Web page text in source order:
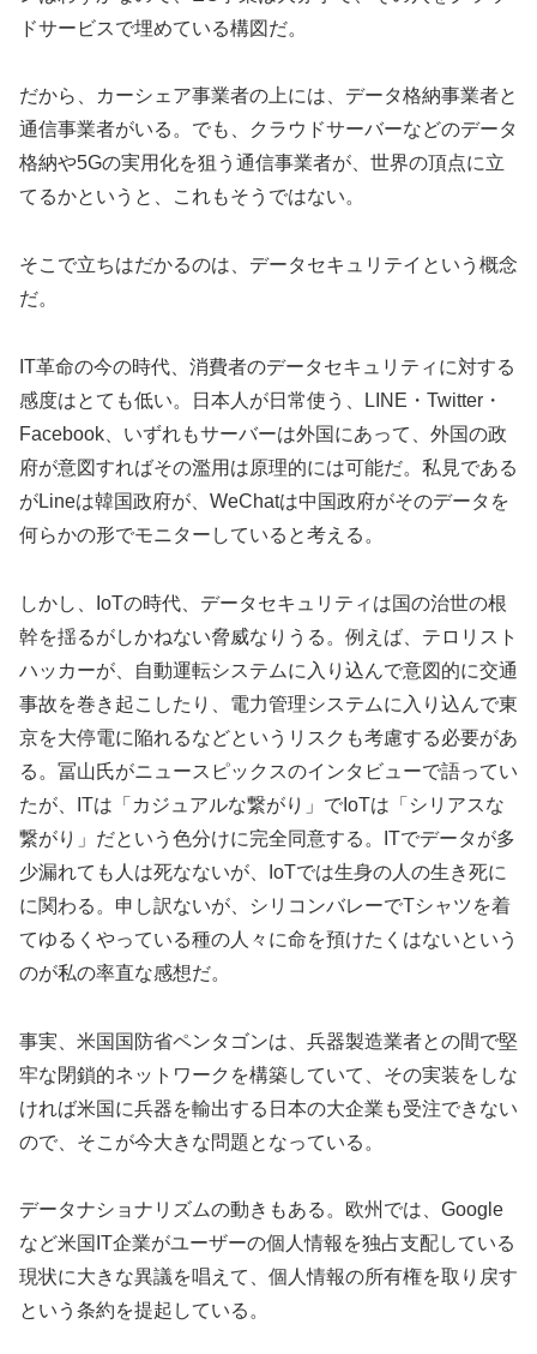
ドサービスで埋めている構図だ。
だから、カーシェア事業者の上には、データ格納事業者と
通信事業者がいる。でも、クラウドサーバーなどのデータ
格納や5Gの実用化を狙う通信事業者が、世界の頂点に立
てるかというと、これもそうではない。
そこで立ちはだかるのは、データセキュリテイという概念
だ。
IT革命の今の時代、消費者のデータセキュリティに対する
感度はとても低い。日本人が日常使う、LINE・Twitter・
Facebook、いずれもサーバーは外国にあって、外国の政
府が意図すればその濫用は原理的には可能だ。私見である
がLineは韓国政府が、WeChatは中国政府がそのデータを
何らかの形でモニターしていると考える。
しかし、IoTの時代、データセキュリティは国の治世の根
幹を揺るがしかねない脅威なりうる。例えば、テロリスト
ハッカーが、自動運転システムに入り込んで意図的に交通
事故を巻き起こしたり、電力管理システムに入り込んで東
京を大停電に陥れるなどというリスクも考慮する必要があ
る。冨山氏がニュースピックスのインタビューで語ってい
たが、ITは「カジュアルな繋がり」でIoTは「シリアスな
繋がり」だという色分けに完全同意する。ITでデータが多
少漏れても人は死なないが、IoTでは生身の人の生き死に
に関わる。申し訳ないが、シリコンバレーでTシャツを着
てゆるくやっている種の人々に命を預けたくはないという
のが私の率直な感想だ。
事実、米国国防省ペンタゴンは、兵器製造業者との間で堅
牢な閉鎖的ネットワークを構築していて、その実装をしな
ければ米国に兵器を輸出する日本の大企業も受注できない
ので、そこが今大きな問題となっている。
データナショナリズムの動きもある。欧州では、Google
など米国IT企業がユーザーの個人情報を独占支配している
現状に大きな異議を唱えて、個人情報の所有権を取り戻す
という条約を提起している。